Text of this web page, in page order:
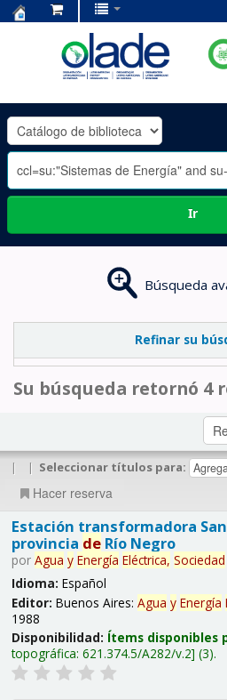
OLADE
-
Ir
Búsqueda
Refinar su
Su búsqueda retornó 4
| | Seleccionar títulos para:
Hacer reserva
Estación transformadora
provincia deRío Negro
por Agua y Energía Eléctrica, Sociedad
Idioma: Español
Editor: Buenos Aires: Agua y Energía
1988
Disponibilidad: Ítems disponibles
topográfica: 621.374.5/A282/v.2 (3).